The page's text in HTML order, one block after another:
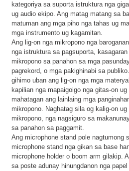
kategoriya sa suporta istruktura nga
ug audio ekipo. Ang matag matang sa
matuman ang mga piho nga tahas ug
mga instrumento ug kagamitan.
Ang lig-on nga mikropono nga
nga istruktura sa pagsuporta,
mikropono sa panahon sa mga
pagrekord, o mga pakighinabi sa
gihimo uban ang lig-on nga mga
kapilian nga mapaigoigo nga gitas-on
mahatagan ang lainlaing mga
mikropono. Naghatag sila og kalig-on
mikropono, nga nagsiguro sa
sa panahon sa paggamit.
Ang microphone stand pole nagtumong
microphone stand nga gikan sa base
microphone holder o boom arm gilakip.
sa poste adunay hinungdanon nga